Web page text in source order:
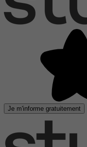
Je m'informe gratuitement